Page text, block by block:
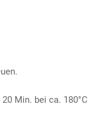
Min. bei ca. 180°C